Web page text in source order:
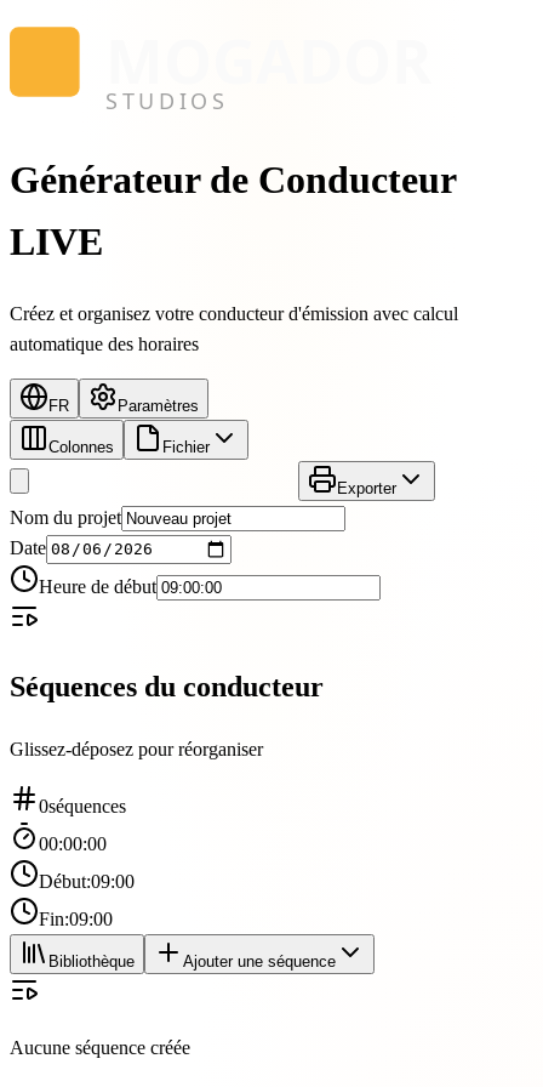
STUDIOS
Générateur de Conducteur
LIVE
Créez et organisez votre conducteur d'émission avec calcul
automatique des horaires
FR Paramètres
Colonnes Fichier
Exporter
Nom du projet
Date
Heure de début
Séquences du conducteur
Glissez-déposez pour réorganiser
0séquences
00:00:00
Début:09:00
Fin:09:00
Bibliothèque Ajouter une séquence
Aucune séquence créée